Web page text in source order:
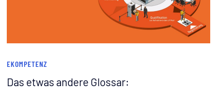
EKOMPETENZ
Das etwas andere Glossar: